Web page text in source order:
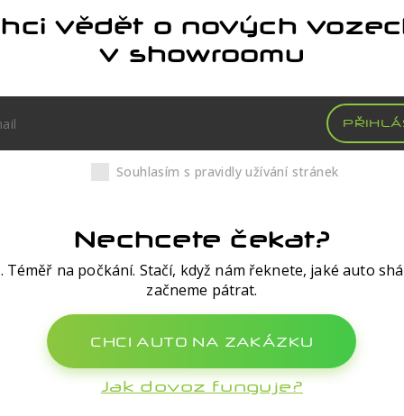
vědět o nových
v showroomu
Souhlasím s pravidly užívání stránek
Nechcete čekat?
Téměř na počkání. Stačí, když nám řeknete, jaké auto
začneme pátrat.
CHCI AUTO NA ZAKÁZKU
Jak dovoz funguje?